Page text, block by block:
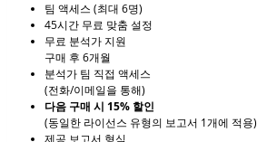
팀 액세스 (최대 6명)
45시간 무료 맞춤 설정
무료 분석가 지원
구매 후 6개월
분석가 팀 직접 액세스
(전화/이메일을 통해)
다음 구매 시 15% 할인
(동일한 라이선스 유형의 보고서 1개에 적용)
제공 보고서 형식